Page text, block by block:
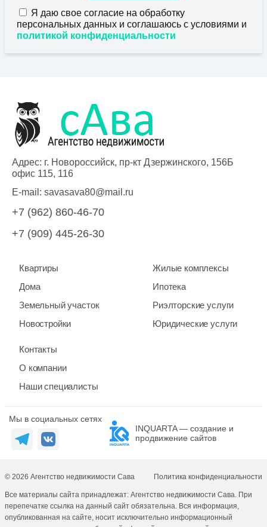
Я даю свое согласие на обработку
персональных данных и соглашаюсь с условиями и
политикой конфиденциальности
Адрес: г. Новороссийск, пр-кт Дзержинского, 156Б
офис 115, 116
E-mail: savasava80@mail.ru
+7 (962) 860-46-70
+7 (909) 445-26-30
Квартиры
Дома
Земельный участок
Новостройки
Жилые комплексы
Ипотека
Риэлторские услуги
Юридические услуги
Контакты
О компании
Наши специалисты
Мы в социальных сетях
INQUARTA — создание и
продвижение сайтов
© 2026 Агентство недвижимости Сава Политика конфиденциальности
Все материалы сайта принадлежат: Агентство недвижимости Сава. При
перепечатке ссылка на данный сайт обязательна. Вся информация,
опубликованная на сайте, носит исключительно информационный